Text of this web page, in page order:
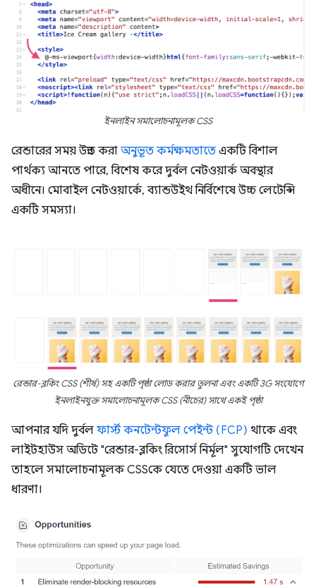
ইনলাইন সমালোচনামূলক CSS
রেন্ডারের সময় উন্নত করা অনুভূত কর্মক্ষমতাতে একটি বিশাল
পার্থক্য আনতে পারে, বিশেষ করে দুর্বল নেটওয়ার্ক অবস্থার
অধীনে। মোবাইল নেটওয়ার্কে, ব্যান্ডউইথ নির্বিশেষে উচ্চ লেটেন্সি
একটি সমস্যা।
রেন্ডার-ব্লকিং CSS (শীর্ষ) সহ একটি পৃষ্ঠা লোড করার তুলনা এবং একটি 3G সংযোগে
ইনলাইনযুক্ত সমালোচনামূলক CSS (নীচের) সাথে একই পৃষ্ঠা
আপনার যদি দুর্বল ফার্স্ট কনটেন্টফুল পেইন্ট (FCP) থাকে এবং
লাইটহাউস অডিটে "রেন্ডার-ব্লকিং রিসোর্স নির্মূল" সুযোগটি দেখেন
তাহলে সমালোচনামূলক CSSকে যেতে দেওয়া একটি ভাল
ধারণা।